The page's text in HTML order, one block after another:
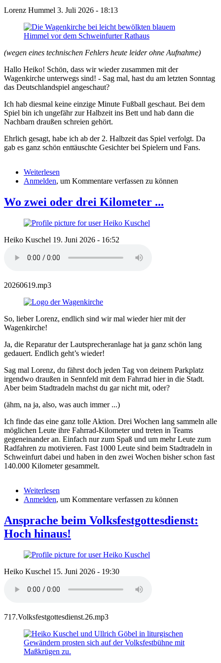
taufen
Lorenz Hummel 3. Juli 2026 - 18:13
(wegen eines technischen Fehlers heute leider ohne Aufnahme)
Hallo Heiko! Schön, dass wir wieder zusammen mit der
Wagenkirche unterwegs sind! - Sag mal, hast du am letzten Sonntag
das Deutschlandspiel angeschaut?
Ich hab diesmal keine einzige Minute Fußball geschaut. Bei dem
Spiel bin ich ungefähr zur Halbzeit ins Bett und hab dann die
Nachbarn draußen schreien gehört.
Ehrlich gesagt, habe ich ab der 2. Halbzeit das Spiel verfolgt. Da
gab es ganz schön enttäuschte Gesichter bei Spielern und Fans.
Weiterlesen
Wagenkirche:
Verlierer
Anmelden, um Kommentare verfassen zu können
Wo zwei oder drei Kilometer ...
Heiko Kuschel 19. Juni 2026 - 16:52
20260619.mp3
So, lieber Lorenz, endlich sind wir mal wieder hier mit der
Wagenkirche!
Ja, die Reparatur der Lautsprecheranlage hat ja ganz schön lang
gedauert. Endlich geht’s wieder!
Sag mal Lorenz, du fährst doch jeden Tag von deinem Parkplatz
irgendwo draußen in Sennfeld mit dem Fahrrad hier in die Stadt.
Aber beim Stadtradeln machst du gar nicht mit, oder?
(ähm, na ja, also, was auch immer ...)
Ich finde das eine ganz tolle Aktion. Drei Wochen lang sammeln alle
möglichen Leute ihre Fahrrad-Kilometer und treten in Teams
gegeneinander an. Einfach nur zum Spaß und um mehr Leute zum
Radfahren zu motivieren. Fast 1000 Leute sind beim Stadtradeln in
Schweinfurt dabei und haben in den zwei Wochen bisher schon fast
140.000 Kilometer gesammelt.
Weiterlesen
Wo
oder
drei
Kilometer
Anmelden, um Kommentare verfassen zu können
Ansprache beim Volksfestgottesdienst:
Hoch hinaus!
Heiko Kuschel 15. Juni 2026 - 19:30
717.Volksfestgottesdienst.26.mp3